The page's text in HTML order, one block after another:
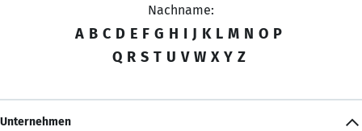
Nachname:
A B C D E F G H I J K L M N O P
Q R S T U V W X Y Z
Unternehmen